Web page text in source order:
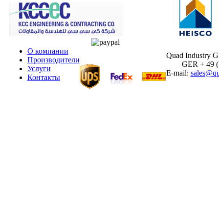
О компании
Производители
Услуги
Контакты
Quad Industry
GER + 49
E-mail: